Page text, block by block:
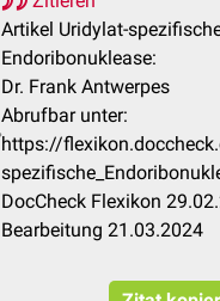
Artikel Uridylat-
Endoribonuklease:
Dr. Frank Antwerpes
Abrufbar unter:
https://
DocCheck Flexikon
Bearbeitung 21.03.2024